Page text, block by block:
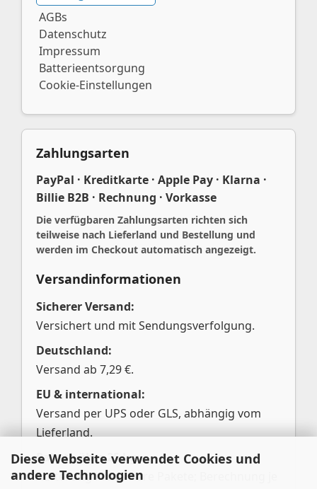
Diese Webseite verwendet Cookies und
andere Technologien
AGBs
Datenschutz
Impressum
Batterieentsorgung
Cookie-Einstellungen
Zahlungsarten
PayPal · Kreditkarte · Apple Pay · Klarna ·
Billie B2B · Rechnung · Vorkasse
Die verfügbaren Zahlungsarten richten sich
teilweise nach Lieferland und Bestellung und
werden im Checkout automatisch angezeigt.
Versandinformationen
Sicherer Versand:
Versichert und mit Sendungsverfolgung.
Deutschland:
Versand ab 7,29 €.
EU & international:
Versand per UPS oder GLS, abhängig vom
Lieferland.
Pakete über 25 kg:
Aufteilung in mehrere Pakete; Berechnung je